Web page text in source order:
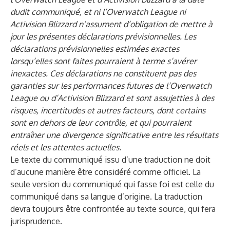
dudit communiqué, et ni l’Overwatch League ni
Activision Blizzard n’assument d’obligation de mettre à
jour les présentes déclarations prévisionnelles. Les
déclarations prévisionnelles estimées exactes
lorsqu’elles sont faites pourraient à terme s’avérer
inexactes. Ces déclarations ne constituent pas des
garanties sur les performances futures de l’Overwatch
League ou d’Activision Blizzard et sont assujetties à des
risques, incertitudes et autres facteurs, dont certains
sont en dehors de leur contrôle, et qui pourraient
entraîner une divergence significative entre les résultats
réels et les attentes actuelles.
Le texte du communiqué issu d’une traduction ne doit
d’aucune manière être considéré comme officiel. La
seule version du communiqué qui fasse foi est celle du
communiqué dans sa langue d’origine. La traduction
devra toujours être confrontée au texte source, qui fera
jurisprudence.